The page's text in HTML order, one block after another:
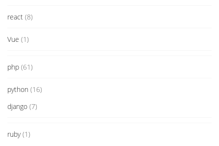
react (8)
Vue (1)
php (61)
python (16)
django (7)
ruby(1)